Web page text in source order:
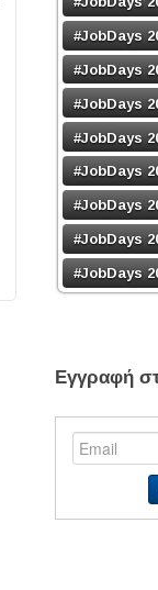
#JobDays
#JobDays
#JobDays
#JobDays
#JobDays
#JobDays
#JobDays
#JobDays
Εγγραφή